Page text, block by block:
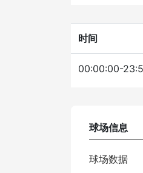
时间
00:00:00-
球场信息
球场数据